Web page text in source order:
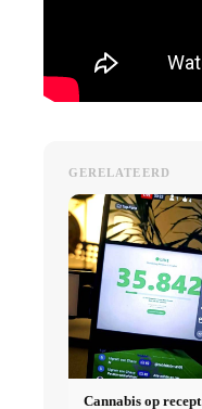
GERELATEERD
Cannabis op